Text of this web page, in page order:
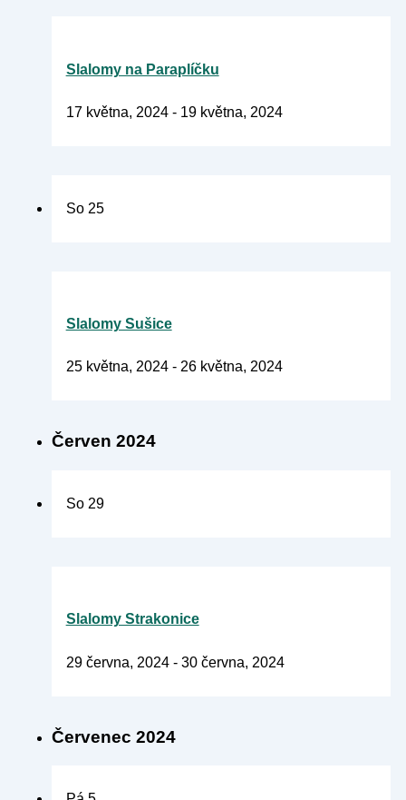
Slalomy na Paraplíčku
17 května, 2024- 19 května, 2024
So 25
Slalomy Sušice
25 května, 2024- 26 května, 2024
Červen 2024
So 29
Slalomy Strakonice
29 června, 2024- 30 června, 2024
Červenec 2024